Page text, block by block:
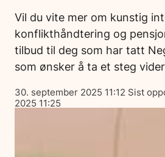
Vil du vite mer om kunstig
konflikthåndtering og
tilbud til deg som har tatt
som ønsker å ta et steg
Lagt
ut
på
30. september 2025 11:12 Sist
2025 11:25